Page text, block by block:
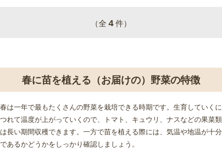
（全 4 件）
春に苗を植える（お届けの）野菜の特徴
春は一年で最もたくさんの野菜を栽培できる時期です。生育していくに
つれて温度が上がっていくので、トマト、キュウリ、ナスなどの果菜類
は長い期間収穫できます。一方で苗を植える際には、気温や地温が十分
であるかどうかをしっかり確認しましょう。